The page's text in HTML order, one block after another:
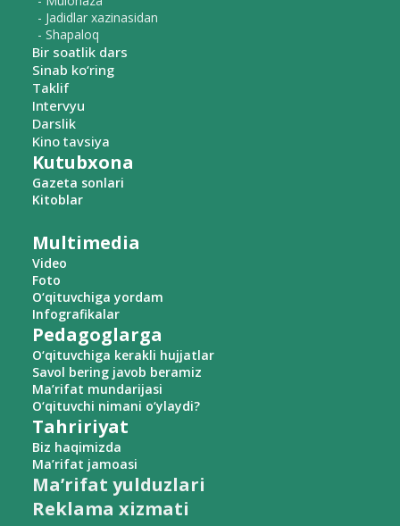
- Jadidlar xazinasidan
- Shapaloq
Bir soatlik dars
Sinab ko‘ring
Taklif
Intervyu
Darslik
Kino tavsiya
Kutubxona
Gazeta sonlari
Kitoblar
Multimedia
Video
Foto
O‘qituvchiga yordam
Infografikalar
Pedagoglarga
O‘qituvchiga kerakli hujjatlar
Savol bering javob beramiz
Ma’rifat mundarijasi
O‘qituvchi nimani o‘ylaydi?
Tahririyat
Biz haqimizda
Ma’rifat jamoasi
Ma’rifat yulduzlari
Reklama xizmati